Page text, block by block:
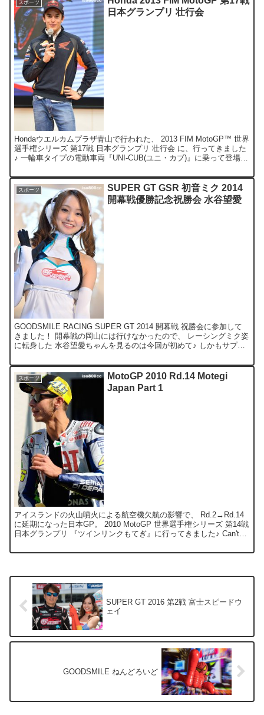
スポーツ
日本グランプリ 壮行会
Hondaウエルカムプラザ青山で行われた、 2013 FIM MotoGP™ 世界
選手権シリーズ 第17戦 日本グランプリ 壮行会 に、行ってきました
♪ 一輪車タイプの電動車両『UNI-CUB(ユニ・カブ)』に乗って登場し
スポーツ
SUPER GT GSR 初音ミク 2014
開幕戦優勝記念祝勝会 水谷望愛
GOODSMILE RACING SUPER GT 2014 開幕戦 祝勝会に参加して
きました！ 開幕戦の岡山には行けなかったので、 レーシングミク姿
に転身した 水谷望愛ちゃんを見るのは今回が初めて♪ しかもサプラ
スポーツ
MotoGP 2010 Rd.14 Motegi
Japan Part 1
アイスランドの火山噴火による航空機欠航の影響で、 Rd.2→Rd.14
に延期になった日本GP。 2010 MotoGP 世界選手権シリーズ 第14戦
日本グランプリ 『ツインリンクもてぎ』に行ってきました♪ Can't
SUPER GT 2016 第2戦 富士スピードウ
ェイ
GOODSMILE ねんどろいど